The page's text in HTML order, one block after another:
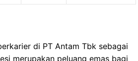
di PT Antam Tbk sebagai
merupakan peluang emas bagi